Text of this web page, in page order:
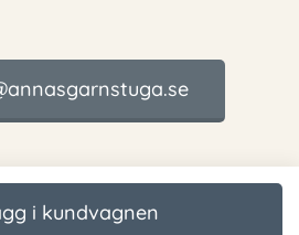
i kundvagnen